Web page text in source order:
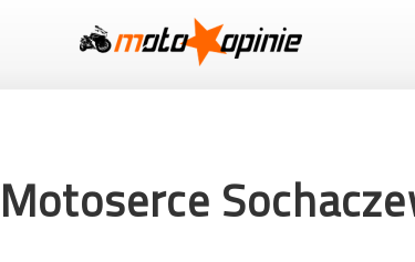
Motoserce